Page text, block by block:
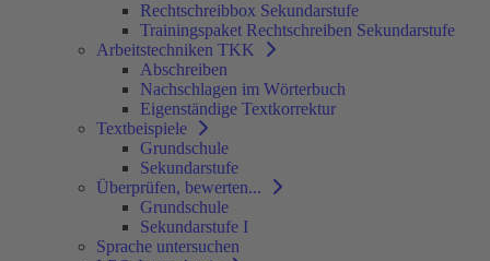
Rechtschreibbox Sekundarstufe
Trainingspaket Rechtschreiben Sekundarstufe
Arbeitstechniken TKK
Abschreiben
Nachschlagen im Wörterbuch
Eigenständige Textkorrektur
Textbeispiele
Grundschule
Sekundarstufe
Überprüfen, bewerten...
Grundschule
Sekundarstufe I
Sprache untersuchen